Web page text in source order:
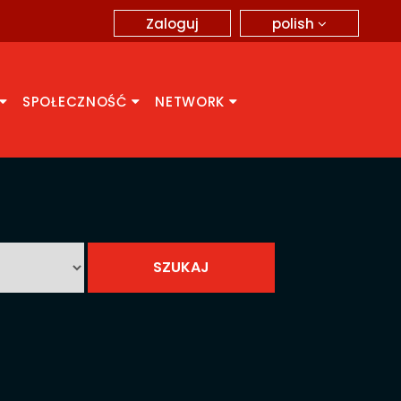
polish
Zaloguj
SPOŁECZNOŚĆ NETWORK